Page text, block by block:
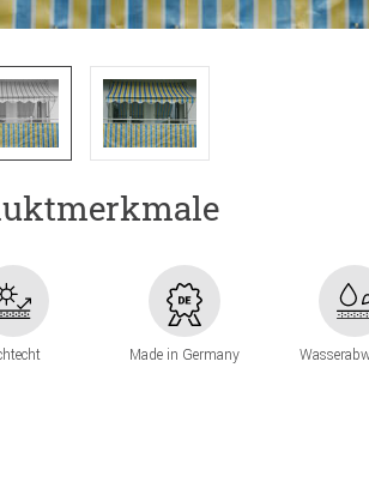
Made in Germany